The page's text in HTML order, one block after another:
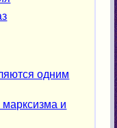
одним
и